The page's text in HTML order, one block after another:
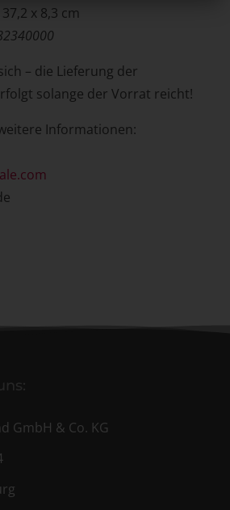
x 8,3 cm
– die Lieferung der
solange der Vorrat reicht!
Informationen:
GmbH & Co. KG